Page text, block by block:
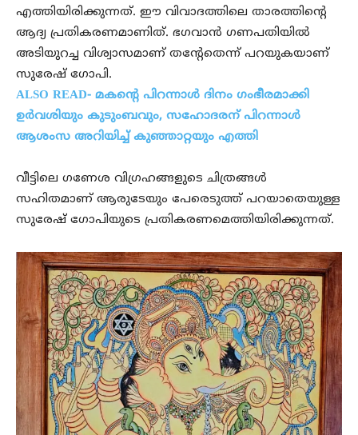
എത്തിയിരിക്കുന്നത്. ഈ വിവാദത്തിലെ താരത്തിന്റെ
ആദ്യ പ്രതികരണമാണിത്. ഭഗവാൻ ഗണപതിയിൽ
അടിയുറച്ച വിശ്വാസമാണ് തന്റേതെന്ന് പറയുകയാണ്
സുരേഷ് ഗോപി.
ALSO READ- മകന്റെ പിറന്നാള്‍ ദിനം ഗംഭീരമാക്കി
ഉര്‍വശിയും കുടുംബവും, സഹോദരന് പിറന്നാള്‍
ആശംസ അറിയിച്ച് കുഞ്ഞാറ്റയും എത്തി
വീട്ടിലെ ഗണേശ വിഗ്രഹങ്ങളുടെ ചിത്രങ്ങൾ
സഹിതമാണ് ആരുടേയും പേരെടുത്ത് പറയാതെയുള്ള
സുരേഷ് ഗോപിയുടെ പ്രതികരണമെത്തിയിരിക്കുന്നത്.